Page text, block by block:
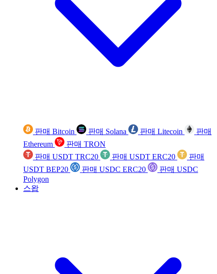
판매 Bitcoin 판매 Solana 판매 Litecoin
판매
Ethereum
판매 TRON
판매 USDT TRC20
판매 USDT ERC20
판매
USDT BEP20
판매 USDC ERC20
판매 USDC
Polygon
스왑